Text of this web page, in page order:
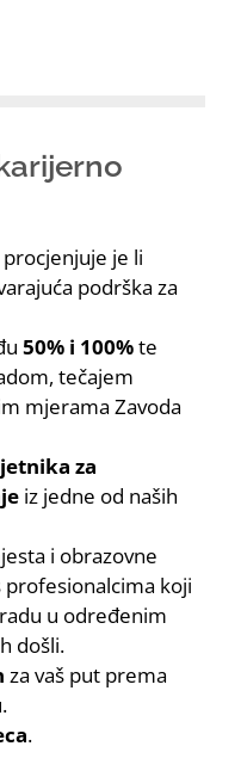
procjenjuje je li
podrška za
50% i 100%te
tečajem
mjerama Zavoda
za
iz jedne od naših
i obrazovne
profesionalcima koji
u određenim
došli.
za vaš put prema
.